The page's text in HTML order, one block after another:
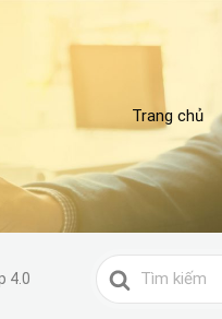
Trang chủ
4.0
Search
For